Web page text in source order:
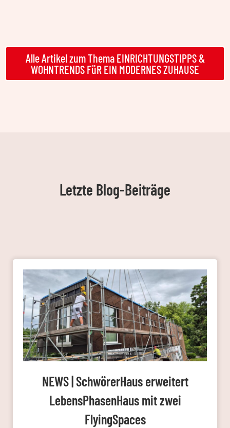
Alle Artikel zum Thema EINRICHTUNGSTIPPS &
WOHNTRENDS FüR EIN MODERNES ZUHAUSE
Letzte Blog-Beiträge
NEWS | SchwörerHaus erweitert
LebensPhasenHaus mit zwei
FlyingSpaces